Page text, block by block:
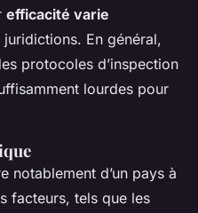
efficacité varie
En général,
protocoles d’inspection
lourdes pour
notablement d’un pays à
facteurs, tels que les